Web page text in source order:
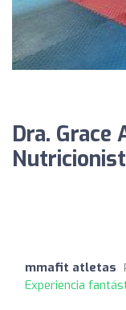
Dra. Grace
mmafit atletas
Experiencia